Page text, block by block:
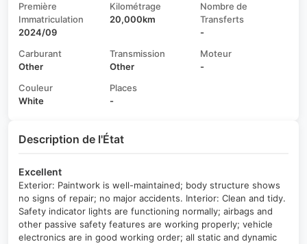
Première
Immatriculation
2024/09
Kilométrage
20,000km
Nombre de
Transferts
-
Carburant
Other
Transmission
Other
Moteur
-
Couleur
White
Places
-
Description de l'État
Excellent
Exterior: Paintwork is well-maintained; body structure shows
no signs of repair; no major accidents. Interior: Clean and tidy.
Safety indicator lights are functioning normally; airbags and
other passive safety features are working properly; vehicle
electronics are in good working order; all static and dynamic